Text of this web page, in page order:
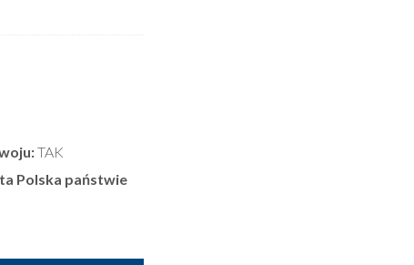
TAK
Polska państwie